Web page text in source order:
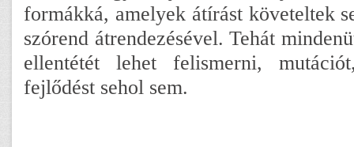
formákká, amelyek átírást követeltek
szórend átrendezésével. Tehát
ellentétét lehet felismerni,
fejlődést sehol sem.